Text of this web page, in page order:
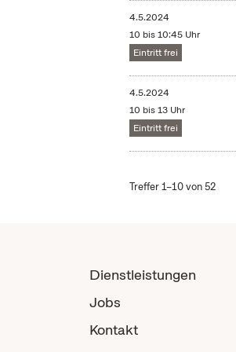
4.5.2024
10 bis 10:45 Uhr
Eintritt frei
4.5.2024
10 bis 13 Uhr
Eintritt frei
Treffer 1–10 von 52
Dienstleistungen
Jobs
Kontakt